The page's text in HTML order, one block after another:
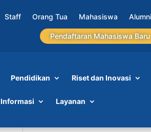
Staff Orang Tua Mahasiswa Alumni
Pendaftaran Mahasiswa Baru
Pendidikan Riset dan Inovasi
Informasi Layanan